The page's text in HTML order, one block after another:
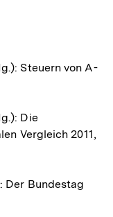
Steuern von A-
Die
Vergleich 2011,
Der Bundestag